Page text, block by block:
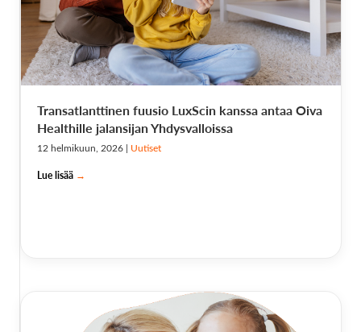
Transatlanttinen fuusio LuxScin kanssa antaa Oiva
Healthille jalansijan Yhdysvalloissa
12 helmikuun, 2026 | Uutiset
Lue lisää →